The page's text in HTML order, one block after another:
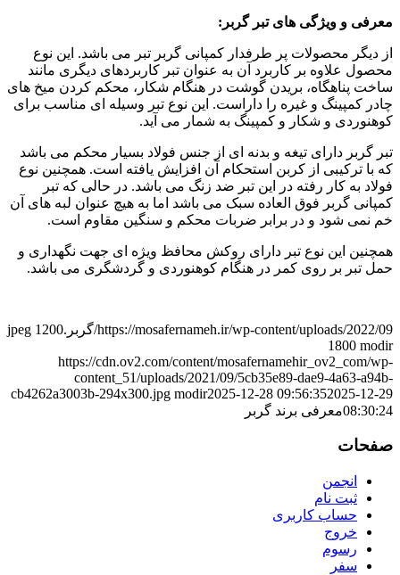
معرفی و ویژگی های تبر گربر:
از دیگر محصولات پر طرفدار کمپانی گربر تبر می باشد. این نوع
محصول علاوه بر کاربرد آن به عنوان تبر کاربردهای دیگری مانند
ساخت پناهگاه، بریدن گوشت در هنگام شکار، محکم کردن میخ های
چادر کمپینگ و غیره را داراست. این نوع تبر وسیله ای مناسب برای
کوهنوردی و شکار و کمپینگ به شمار می آید.
تبر گربر دارای تیغه و بدنه ای از جنس فولاد بسیار محکم می باشد
که با ترکیبی از کربن استحکام آن افزایش یافته است. همچنین نوع
فولاد به کار رفته در این تبر ضد زنگ می باشد. در حالی که تبر
کمپانی گربر فوق العاده سبک می باشد اما به هیچ عنوان لبه های آن
خم نمی شود و در برابر ضربات محکم و سنگین مقاوم است.
همچنین این نوع تبر دارای روکش محافظ ویژه ای جهت نگهداری و
حمل تبر بر روی کمر در هنگام کوهنوردی و گردشگری می باشد.
https://mosafernameh.ir/wp-content/uploads/2022/09/گربر.jpeg
1200
1800 modir
https://cdn.ov2.com/content/mosafernamehir_ov2_com/wp-
content_51/uploads/2021/09/5cb35e89-dae9-4a63-a94b-
cb4262a3003b-294x300.jpg modir2025-12-28 09:56:352025-12-29
08:30:24معرفی برند گربر
صفحات
انجمن
ثبت نام
حساب کاربری
خروج
رسوم
سفر